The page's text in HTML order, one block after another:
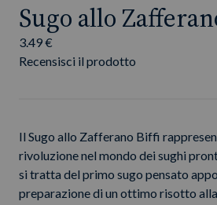
Sugo allo
3.49 €
Recensisci il prodotto
Il Sugo allo Zafferano Biffi
rivoluzione nel mondo dei sughi
si tratta del primo sugo pensato
preparazione di un ottimo risotto